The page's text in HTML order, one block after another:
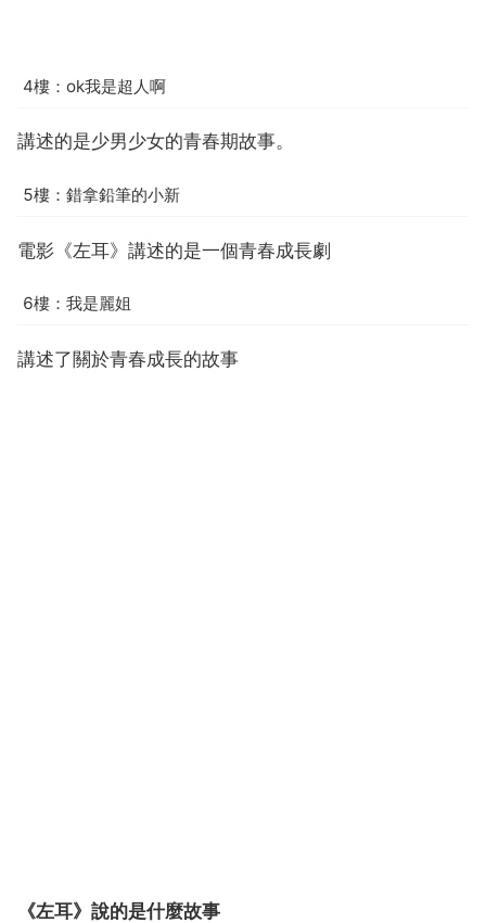
4樓：ok我是超人啊
講述的是少男少女的青春期故事。
5樓：錯拿鉛筆的小新
電影《左耳》講述的是一個青春成長劇
6樓：我是麗姐
講述了關於青春成長的故事
《左耳》說的是什麼故事